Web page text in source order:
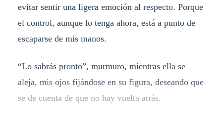
evitar sentir una ligera emoción al respecto. Porque
el control, aunque lo tenga ahora, está a punto de
escaparse de mis manos.
“Lo sabrás pronto”, murmuro, mientras ella se
aleja, mis ojos fijándose en su figura, deseando que
se de cuenta de que no hay vuelta atrás.